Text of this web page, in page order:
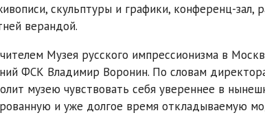
скульптуры и графики, конференц-зал,
верандой.
Музея русского импрессионизма в
ФСК Владимир Воронин. По словам
музею чувствовать себя увереннее в
и уже долгое время откладываемую